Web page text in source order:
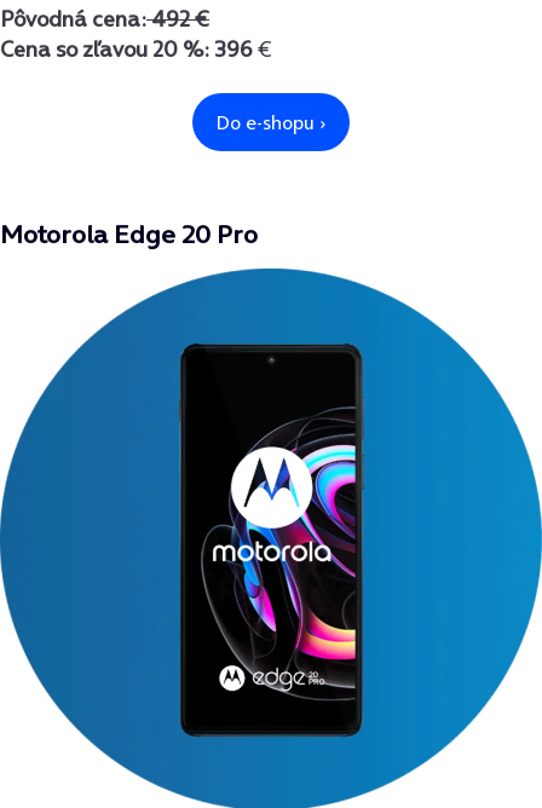
Pôvodná cena:492 €
Cena so zľavou 20 %: 396€
Motorola Edge 20 Pro